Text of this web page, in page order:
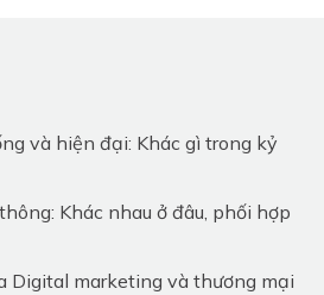
và hiện đại: Khác gì trong kỷ
Khác nhau ở đâu, phối hợp
Digital marketing và thương mại